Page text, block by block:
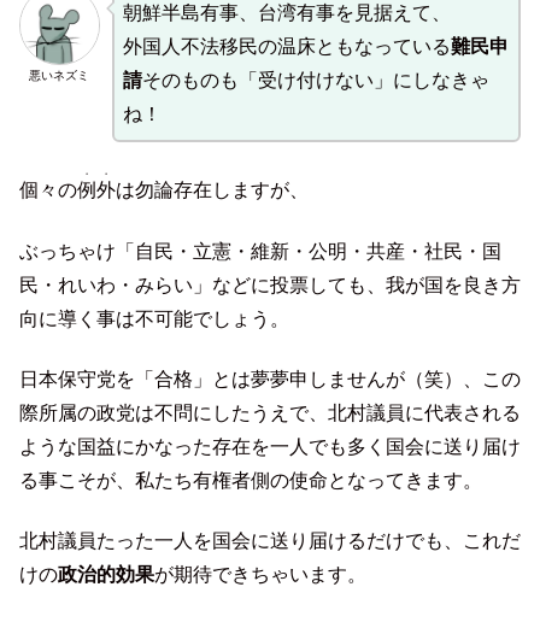
悪いネズミ
朝鮮半島有事、台湾有事を見据えて、
外国人不法移民の温床ともなっている難民申
請そのものも「受け付けない」にしなきゃ
ね！
個々の例外
・・
は勿論存在しますが、
ぶっちゃけ「自民・立憲・維新・公明・共産・社民・国
民・れいわ・みらい」などに投票しても、我が国を良き方
向に導く事は不可能でしょう。
日本保守党を「合格」とは夢夢申しませんが（笑）、この
際所属の政党は不問にしたうえで、北村議員に代表される
ような国益にかなった存在を一人でも多く国会に送り届け
る事こそが、私たち有権者側の使命となってきます。
北村議員たった一人を国会に送り届けるだけでも、これだ
けの政治的効果が期待できちゃいます。